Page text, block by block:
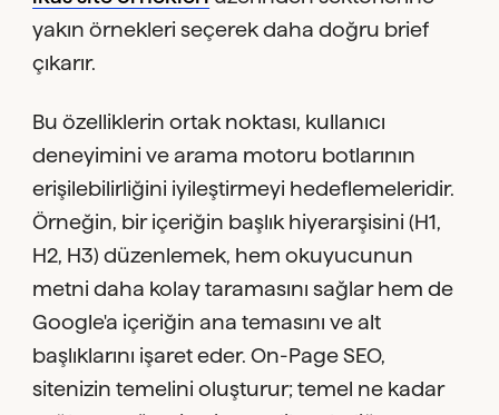
yakın örnekleri seçerek daha doğru brief
çıkarır.
Bu özelliklerin ortak noktası, kullanıcı
deneyimini ve arama motoru botlarının
erişilebilirliğini iyileştirmeyi hedeflemeleridir.
Örneğin, bir içeriğin başlık hiyerarşisini (H1,
H2, H3) düzenlemek, hem okuyucunun
metni daha kolay taramasını sağlar hem de
Google'a içeriğin ana temasını ve alt
başlıklarını işaret eder. On-Page SEO,
sitenizin temelini oluşturur; temel ne kadar